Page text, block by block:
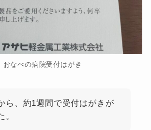
おなべの病院受付はがき
ら、約1週間で受付はがきが
。